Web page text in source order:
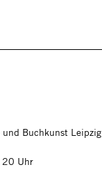
Buchkunst Leipzig
Uhr